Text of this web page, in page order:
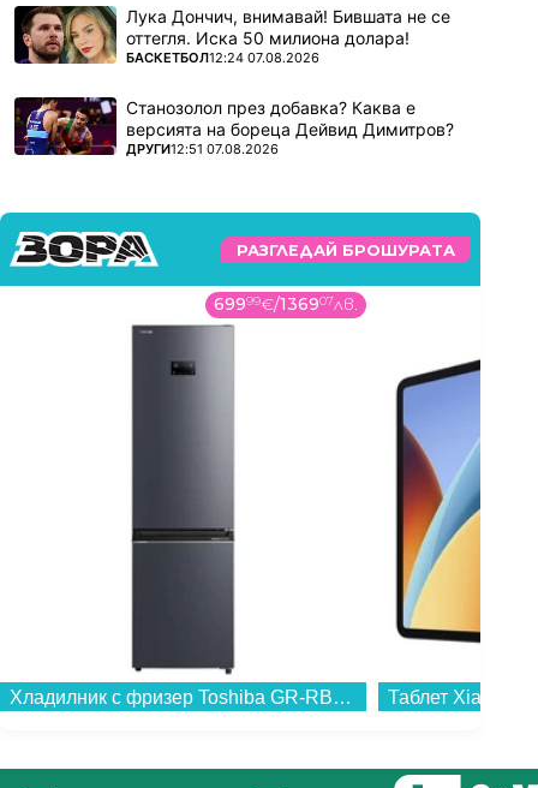
Лука Дончич, внимавай! Бившата не се
оттегля. Иска 50 милиона долара!
ПОВЕЧЕ ОТ
БАСКЕТБОЛ12:24 07.08.2026
Станозолол през добавка? Каква е
версията на бореца Дейвид Димитров?
ПОВЕЧЕ ОТ
ДРУГИ12:51 07.08.2026
РАЗГЛЕДАЙ БРОШУРАТА
69999€/136907лв.